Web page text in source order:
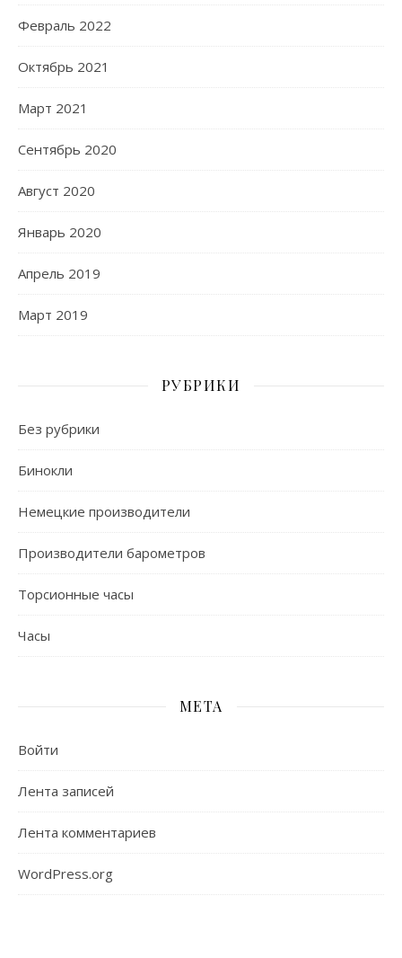
Февраль 2022
Октябрь 2021
Март 2021
Сентябрь 2020
Август 2020
Январь 2020
Апрель 2019
Март 2019
РУБРИКИ
Без рубрики
Бинокли
Немецкие производители
Производители барометров
Торсионные часы
Часы
МЕТА
Войти
Лента записей
Лента комментариев
WordPress.org